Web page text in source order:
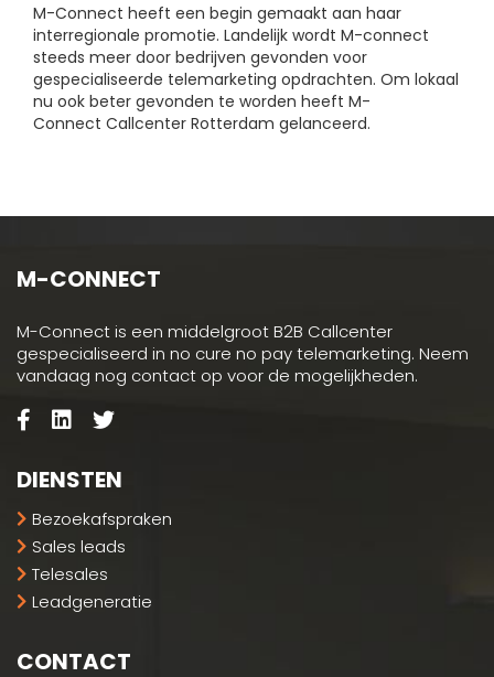
Blog
Contact
M-Connect heeft een begin gemaakt aan haar
interregionale promotie. Landelijk wordt M-connect
steeds meer door bedrijven gevonden voor
gespecialiseerde telemarketing opdrachten. Om lokaal
nu ook beter gevonden te worden heeft M-
Connect Callcenter Rotterdam gelanceerd.
M-CONNECT
M-Connect is een middelgroot B2B Callcenter
gespecialiseerd in no cure no pay telemarketing. Neem
vandaag nog contact op voor de mogelijkheden.
DIENSTEN
Bezoekafspraken
Sales leads
Telesales
Leadgeneratie
CONTACT